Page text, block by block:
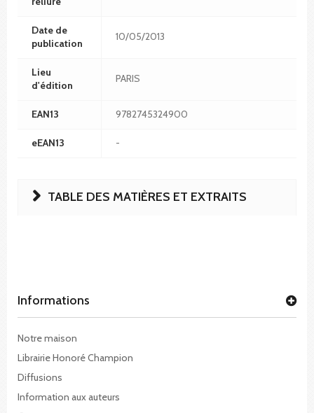
Date de
publication
10/05/2013
Lieu
d'édition
PARIS
EAN13 9782745324900
eEAN13 -
TABLE DES MATIÈRES ET EXTRAITS
Informations
Notre maison
Librairie Honoré Champion
Diffusions
Information aux auteurs